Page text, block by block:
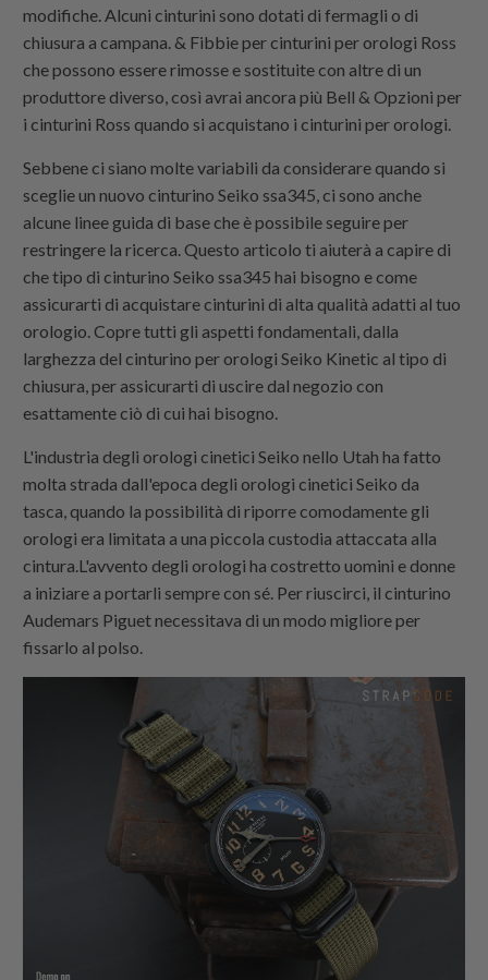
modifiche. Alcuni cinturini sono dotati di fermagli o di
chiusura a campana. & Fibbie per cinturini per orologi Ross
che possono essere rimosse e sostituite con altre di un
produttore diverso, così avrai ancora più Bell & Opzioni per
i cinturini Ross quando si acquistano i cinturini per orologi.
Sebbene ci siano molte variabili da considerare quando si
sceglie un nuovo cinturino Seiko ssa345, ci sono anche
alcune linee guida di base che è possibile seguire per
restringere la ricerca. Questo articolo ti aiuterà a capire di
che tipo di cinturino Seiko ssa345 hai bisogno e come
assicurarti di acquistare cinturini di alta qualità adatti al tuo
orologio. Copre tutti gli aspetti fondamentali, dalla
larghezza del cinturino per orologi Seiko Kinetic al tipo di
chiusura, per assicurarti di uscire dal negozio con
esattamente ciò di cui hai bisogno.
L'industria degli orologi cinetici Seiko nello Utah ha fatto
molta strada dall'epoca degli orologi cinetici Seiko da
tasca, quando la possibilità di riporre comodamente gli
orologi era limitata a una piccola custodia attaccata alla
cintura.L'avvento degli orologi ha costretto uomini e donne
a iniziare a portarli sempre con sé. Per riuscirci, il cinturino
Audemars Piguet necessitava di un modo migliore per
fissarlo al polso.